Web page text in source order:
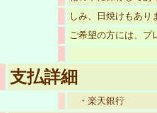
しみ、日焼けもあり
ご希望の方には、プ
支払詳細
・楽天銀行